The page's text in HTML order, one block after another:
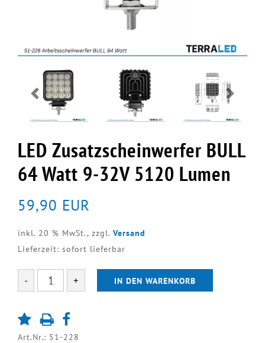
Previous Next
LED Zusatzscheinwerfer BULL
64 Watt 9-32V 5120 Lumen
59,90 EUR
inkl. 20 % MwSt., zzgl.Versand
Lieferzeit: sofort lieferbar
- + IN DEN WARENKORB
Art.Nr.: 51-228